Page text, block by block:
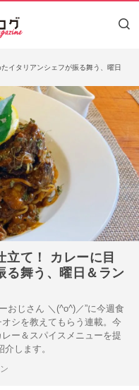
イタリアンシェフが振る舞う、曜日
立て！ カレーに目
る舞う、曜日＆ラン
おじさん ＼(^o^)／”に今週食
シを教えてもらう連載。今
ー＆スパイスメニューを提
します。